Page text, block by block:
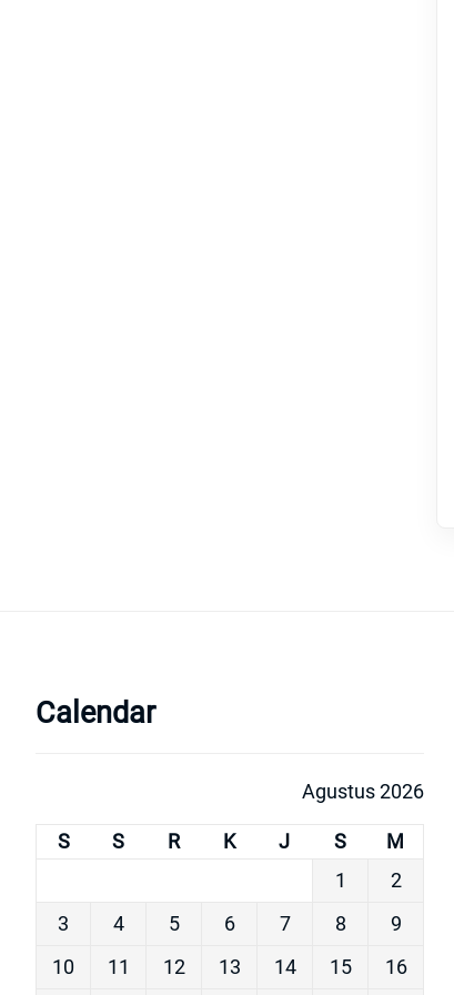
Calendar
Agustus 2026
S S R K J S
M
1
2
3
4 5 6 7 8
9
10
11 12 13 14 15 16